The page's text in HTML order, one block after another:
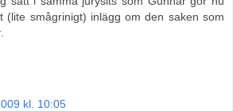
(lite smågrinigt) inlägg om den saken som
.
kl. 10:05